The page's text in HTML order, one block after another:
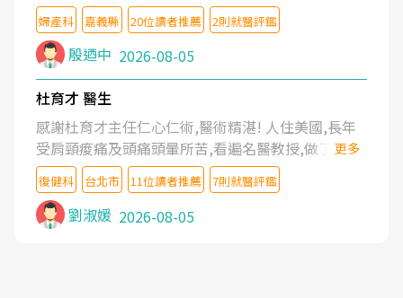
婦產科 嘉義縣 20位讀者推薦 2則就醫評鑑
殷迺中 2026-08-05
杜育才 醫生
感謝杜育才主任仁心仁術,醫術精湛! 人住美國,長年
受肩頸痠痛及頭痛頭暈所苦,看遍名醫教授,做了各種
檢查,也嘗試過西醫打針,中醫針灸及物理徒手治療都
沒有用,後來連吃到嗎啡類止痛藥都效果有限,只是壓
症狀,沒多久就痛起來,多年失眠嚴重影響生活品質.
台灣親友介紹忠孝醫院杜育才主任是頸頭症候群專
更多
復健科 台北市 11位讀者推薦 7則就醫評鑑
劉淑媛 2026-08-05